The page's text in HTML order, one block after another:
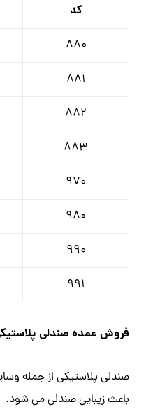
کد
880
881
882
883
970
980
990
991
فروش عمده صندلی
صندلی پلاستیکی از جمله
باعث زیبایی صندلی می شود.